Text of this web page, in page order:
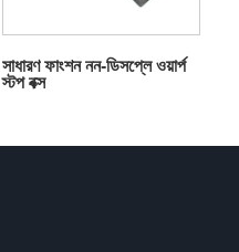
সাধারণ ফাংশন নন-ডিসপ্লে ওয়ার্প
স্টপ বক্স